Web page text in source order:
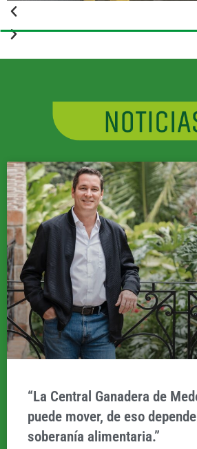
“La Central Ganadera de
puede mover, de eso
soberanía alimentaria.”